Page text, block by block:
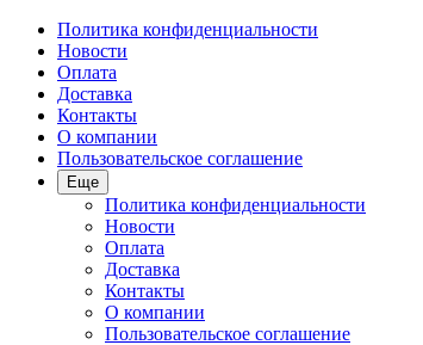
Политика конфиденциальности
Новости
Оплата
Доставка
Контакты
О компании
Пользовательское соглашение
Еще
Политика конфиденциальности
Новости
Оплата
Доставка
Контакты
О компании
Пользовательское соглашение